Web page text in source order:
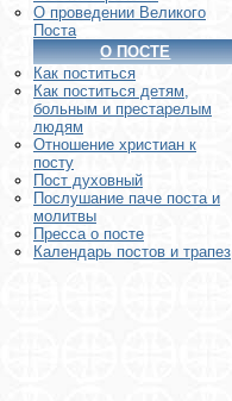
О проведении Великого
Поста
О ПОСТЕ
Как поститься
Как поститься детям,
больным и престарелым
людям
Отношение христиан к
посту
Пост духовный
Послушание паче поста и
молитвы
Пресса о посте
Календарь постов и трапез